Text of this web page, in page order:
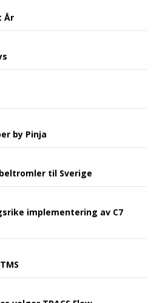
År
by Pinja
til Sverige
implementering av C7